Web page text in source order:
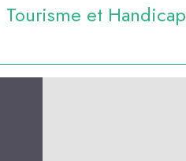
Tourisme et Handicap